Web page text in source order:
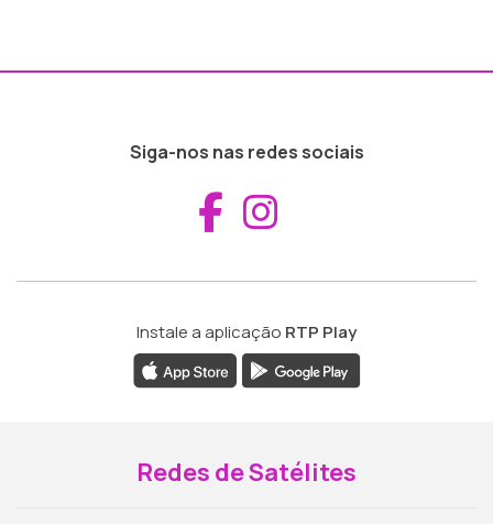
Siga-nos nas redes sociais
Aceder ao
Instale a aplicação RTP Play
Redes de Satélites